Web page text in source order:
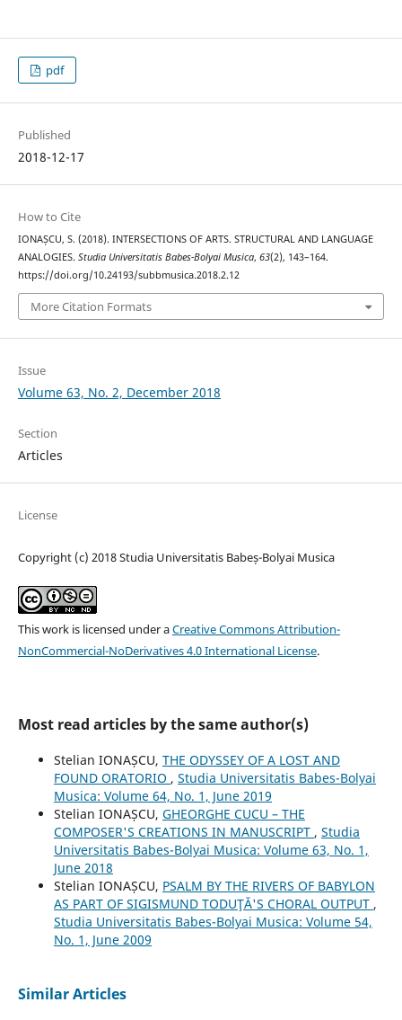
pdf
Published
2018-12-17
How to Cite
IONAȘCU, S. (2018). INTERSECTIONS OF ARTS. STRUCTURAL AND LANGUAGE
ANALOGIES. Studia Universitatis Babes-Bolyai Musica, 63(2), 143–164.
https://doi.org/10.24193/subbmusica.2018.2.12
More Citation Formats
Issue
Volume 63, No. 2, December 2018
Section
Articles
License
Copyright (c) 2018 Studia Universitatis Babeș-Bolyai Musica
This work is licensed under aCreative Commons Attribution-
NonCommercial-NoDerivatives 4.0 International License.
Most read articles by the same author(s)
Stelian IONAȘCU, THE ODYSSEY OF A LOST AND
FOUND ORATORIO , Studia Universitatis Babes-Bolyai
Musica: Volume 64, No. 1, June 2019
Stelian IONAȘCU, GHEORGHE CUCU – THE
COMPOSER'S CREATIONS IN MANUSCRIPT , Studia
Universitatis Babes-Bolyai Musica: Volume 63, No. 1,
June 2018
Stelian IONAȘCU, PSALM BY THE RIVERS OF BABYLON
AS PART OF SIGISMUND TODUŢĂ'S CHORAL OUTPUT ,
Studia Universitatis Babes-Bolyai Musica: Volume 54,
No. 1, June 2009
Similar Articles